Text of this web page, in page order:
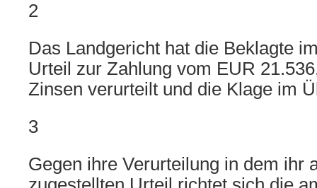
2
Das Landgericht hat die Beklagte
Urteil zur Zahlung vom EUR
Zinsen verurteilt und die Klage im
3
Gegen ihre Verurteilung in dem ihr